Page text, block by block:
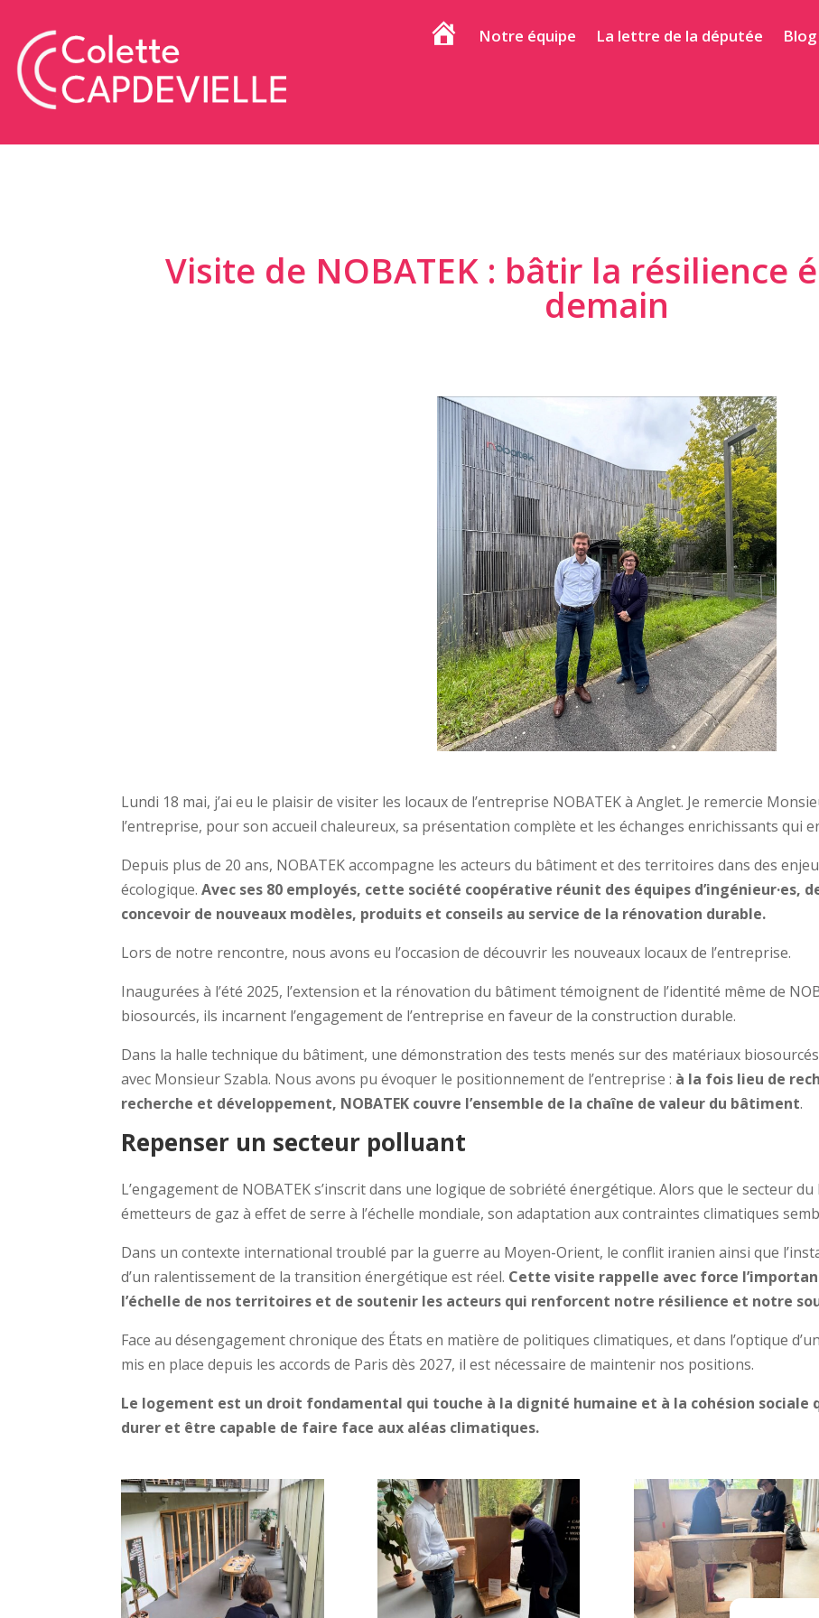
Accueil Notre équipe La lettre de la députée
Visite de NOBATEK : bâtir la résilience
demain
Lundi 18 mai, j’ai eu le plaisir de visiter les locaux de l’entreprise NOBATEK à Anglet. Je remercie
l’entreprise, pour son accueil chaleureux, sa présentation complète et les échanges enrichissants qui
Depuis plus de 20 ans, NOBATEK accompagne les acteurs du bâtiment et des territoires dans des
écologique.Avec ses 80 employés, cette société coopérative réunit des équipes d’ingénieur·es,
concevoir de nouveaux modèles, produits et conseils au service de la rénovation durable.
Lors de notre rencontre, nous avons eu l’occasion de découvrir les nouveaux locaux de l’entreprise.
Inaugurées à l’été 2025, l’extension et la rénovation du bâtiment témoignent de l’identité même de
biosourcés, ils incarnent l’engagement de l’entreprise en faveur de la construction durable.
Dans la halle technique du bâtiment, une démonstration des tests menés sur des matériaux
avec Monsieur Szabla. Nous avons pu évoquer le positionnement de l’entreprise : à la fois lieu de
recherche et développement, NOBATEK couvre l’ensemble de la chaîne de valeur du bâtiment.
Repenser un secteur polluant
L’engagement de NOBATEK s’inscrit dans une logique de sobriété énergétique. Alors que le secteur
émetteurs de gaz à effet de serre à l’échelle mondiale, son adaptation aux contraintes climatiques
Dans un contexte international troublé par la guerre au Moyen-Orient, le conflit iranien ainsi que
d’un ralentissement de la transition énergétique est réel. Cette visite rappelle avec force
l’échelle de nos territoires et de soutenir les acteurs qui renforcent notre résilience et notre
Face au désengagement chronique des États en matière de politiques climatiques, et dans l’optique
mis en place depuis les accords de Paris dès 2027, il est nécessaire de maintenir nos positions.
Le logement est un droit fondamental qui touche à la dignité humaine et à la cohésion
durer et être capable de faire face aux aléas climatiques.